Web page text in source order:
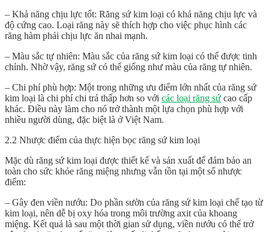
– Khả năng chịu lực tốt: Răng sứ kim loại có khả năng chịu lực và
độ cứng cao. Loại răng này sẽ thích hợp cho việc phục hình các
răng hàm phải chịu lực ăn nhai mạnh.
– Màu sắc tự nhiên: Màu sắc của răng sứ kim loại có thể được tinh
chỉnh. Nhờ vậy, răng sứ có thể giống như màu của răng tự nhiên.
– Chi phí phù hợp: Một trong những ưu điểm lớn nhất của răng sứ
kim loại là chi phí chi trả thấp hơn so với các loại răng sứ cao cấp
khác. Điều này làm cho nó trở thành một lựa chọn phù hợp với
nhiều người dùng, đặc biệt là ở Việt Nam.
2.2 Nhược điểm của thực hiện bọc răng sứ kim loại
Mặc dù răng sứ kim loại được thiết kế và sản xuất để đảm bảo an
toàn cho sức khỏe răng miệng nhưng vẫn tồn tại một số nhược
điểm:
– Gây đen viền nướu: Do phần sườn của răng sứ kim loại chế tạo từ
kim loại, nên dễ bị oxy hóa trong môi trường axit của khoang
miệng. Kết quả là sau một thời gian sử dụng, viền nướu có thể trở